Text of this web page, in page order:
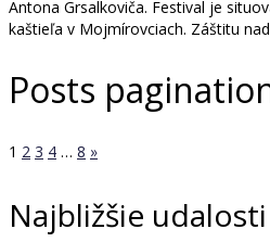
Antona Grsalkoviča. Festival je
kaštieľa v Mojmírovciach. Záštitu
Posts
1 2 3 4 … 8 »
Najbližšie udalosti